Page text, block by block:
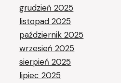
grudzień 2025
listopad 2025
październik 2025
wrzesień 2025
sierpień 2025
lipiec 2025